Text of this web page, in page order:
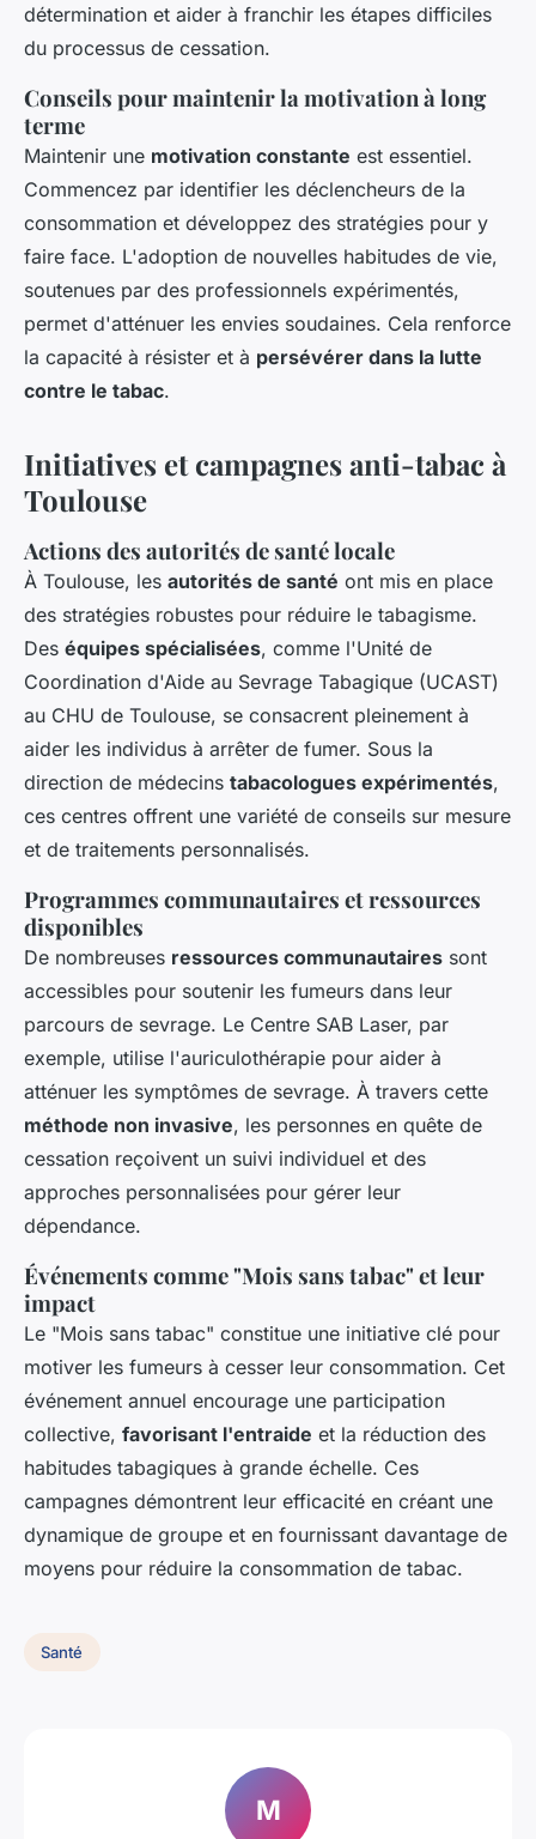
détermination et aider à franchir les étapes difficiles
du processus de cessation.
Conseils pour maintenir la motivation à long
terme
Maintenir une motivation constante est essentiel.
Commencez par identifier les déclencheurs de la
consommation et développez des stratégies pour y
faire face. L'adoption de nouvelles habitudes de vie,
soutenues par des professionnels expérimentés,
permet d'atténuer les envies soudaines. Cela renforce
la capacité à résister et à persévérer dans la lutte
contre le tabac.
Initiatives et campagnes anti-tabac à
Toulouse
Actions des autorités de santé locale
À Toulouse, les autorités de santé ont mis en place
des stratégies robustes pour réduire le tabagisme.
Des équipes spécialisées, comme l'Unité de
Coordination d'Aide au Sevrage Tabagique (UCAST)
au CHU de Toulouse, se consacrent pleinement à
aider les individus à arrêter de fumer. Sous la
direction de médecins tabacologues expérimentés,
ces centres offrent une variété de conseils sur mesure
et de traitements personnalisés.
Programmes communautaires et ressources
disponibles
De nombreuses ressources communautaires sont
accessibles pour soutenir les fumeurs dans leur
parcours de sevrage. Le Centre SAB Laser, par
exemple, utilise l'auriculothérapie pour aider à
atténuer les symptômes de sevrage. À travers cette
méthode non invasive, les personnes en quête de
cessation reçoivent un suivi individuel et des
approches personnalisées pour gérer leur
dépendance.
Événements comme "Mois sans tabac" et leur
impact
Le "Mois sans tabac" constitue une initiative clé pour
motiver les fumeurs à cesser leur consommation. Cet
événement annuel encourage une participation
collective, favorisant l'entraide et la réduction des
habitudes tabagiques à grande échelle. Ces
campagnes démontrent leur efficacité en créant une
dynamique de groupe et en fournissant davantage de
moyens pour réduire la consommation de tabac.
Santé
M